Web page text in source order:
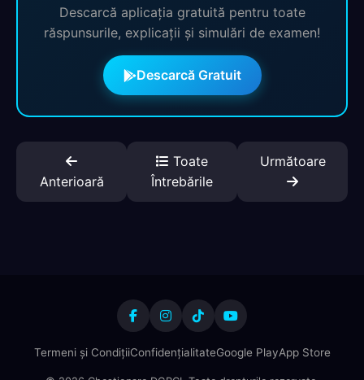
Descarcă aplicația gratuită pentru toate
răspunsurile, explicații și simulări de examen!
Descarcă Gratuit
Anterioară
Toate
Întrebările
Următoare
Termeni și CondițiiConfidențialitateGoogle PlayApp Store